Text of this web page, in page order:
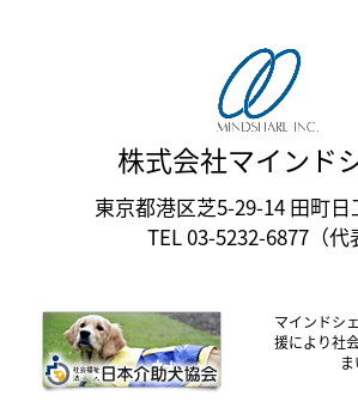
株式会社マインド
東京都港区芝5-29-14 田町
TEL 03-5232-6877（代
マインドシ
援により社
ま